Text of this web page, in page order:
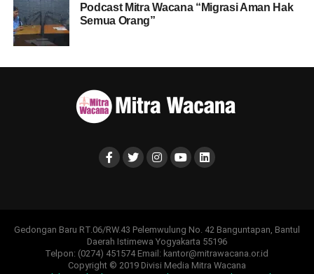
Podcast Mitra Wacana “Migrasi Aman Hak
Semua Orang”
Gedongan Baru RT.06/RW.43 Pelemwulung No. 42 Banguntapan, Bantul
Daerah Istimewa Yogyakarta 55196
Telpon: (0274) 451574 Email: kantor@mitrawacana.or.id
Copyright © 2019 Divisi Media Mitra Wacana